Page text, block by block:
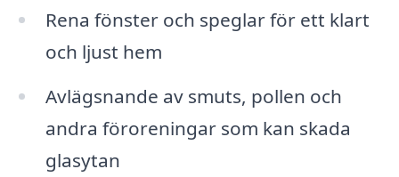
Rena fönster och speglar för ett klart
och ljust hem
Avlägsnande av smuts, pollen och
andra föroreningar som kan skada
glasytan